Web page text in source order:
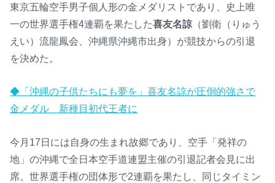
東京五輪空手男子個人形の金メダリストであり、史上唯
一の世界選手権4連覇を果たした喜友名諒 （劉衛（りゅう
えい）流龍鳳会、沖縄県沖縄市出身）が競技からの引退
を決めた。
◆「沖縄の子供たちにも夢を」喜友名諒が圧倒的強さで
金メダル 新種目初代王者に
今月17日には自身の生まれ故郷であり、空手「発祥の
地」の沖縄で全日本空手道連盟主催の引退記者会見に出
席。世界選手権の団体形で2連覇を果たし、同じタイミン